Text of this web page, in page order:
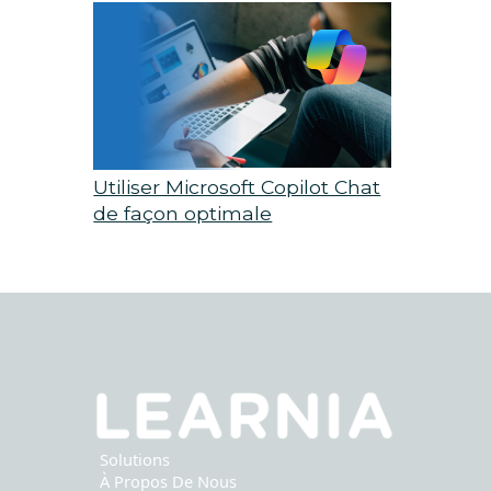
employés
Utiliser Microsoft Copilot Chat
de façon optimale
Solutions
À Propos De Nous